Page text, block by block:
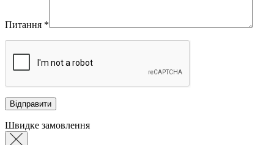
Питання *
Швидке замовлення